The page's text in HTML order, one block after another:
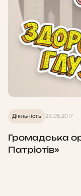
Діяльність 29.05.2017
Громадська
Патріотів»